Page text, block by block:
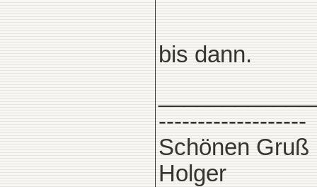
bis dann.
-------------------
Schönen Gruß
Holger